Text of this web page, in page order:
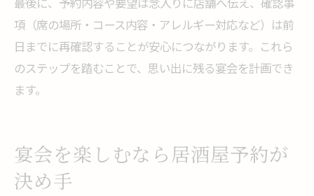
項（席の場所・コース内容・アレルギー対応など）は前
日までに再確認することが安心につながります。これら
のステップを踏むことで、思い出に残る宴会を計画でき
ます。
宴会を楽しむなら居酒屋予約が
決め手